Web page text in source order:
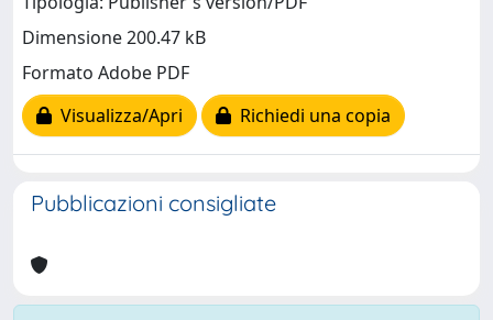
Dimensione 200.47 kB
Formato Adobe PDF
Visualizza/Apri
Richiedi una copia
Pubblicazioni consigliate